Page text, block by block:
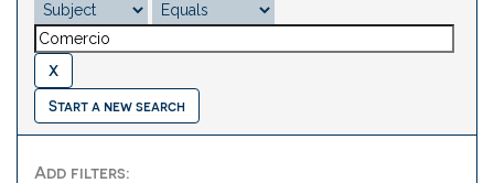
Start a new search
Add filters: